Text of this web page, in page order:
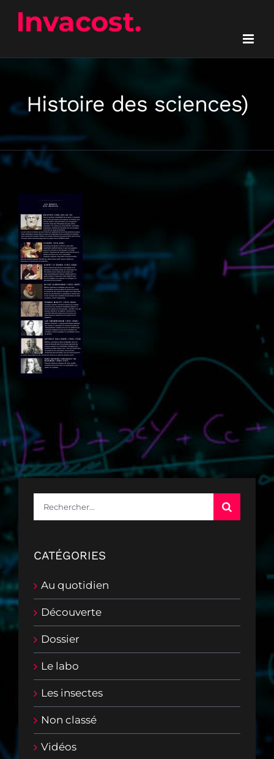
contenu
Histoire des sciences)
CATÉGORIES
Au quotidien
Découverte
Dossier
Le labo
Les insectes
Non classé
Vidéos